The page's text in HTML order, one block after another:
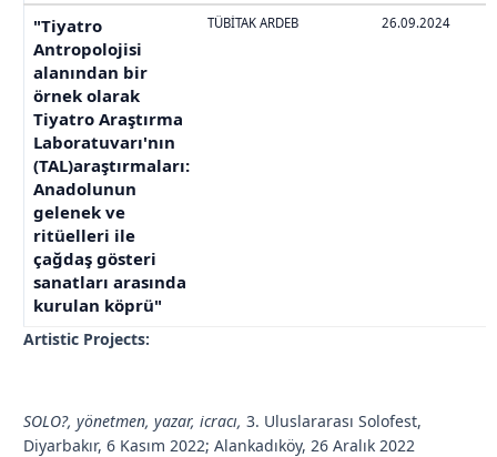
"Tiyatro
Antropolojisi
alanından bir
örnek olarak
Tiyatro Araştırma
Laboratuvarı'nın
(TAL)araştırmaları:
Anadolunun
gelenek ve
ritüelleri ile
çağdaş gösteri
sanatları arasında
kurulan köprü"
TÜBİTAK ARDEB 26.09.2024
Artistic Projects:
SOLO?, yönetmen, yazar, icracı, 3. Uluslararası Solofest,
Diyarbakır, 6 Kasım 2022; Alankadıköy, 26 Aralık 2022